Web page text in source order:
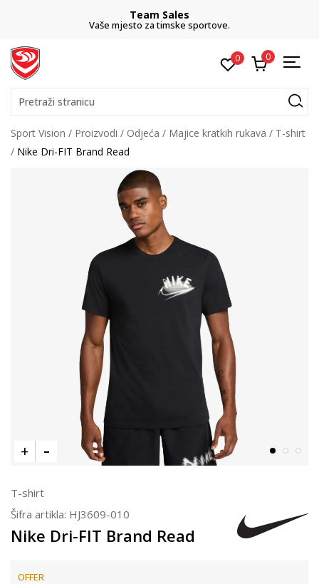
Team Sales
Vaše mjesto za timske sportove.
0 0
Pretraži stranicu
Sport Vision Proizvodi Odjeća Majice kratkih rukava
T-shirt
Nike Dri-FIT Brand Read
T-shirt
Šifra artikla: HJ3609-010
Nike Dri-FIT Brand Read
OFFER